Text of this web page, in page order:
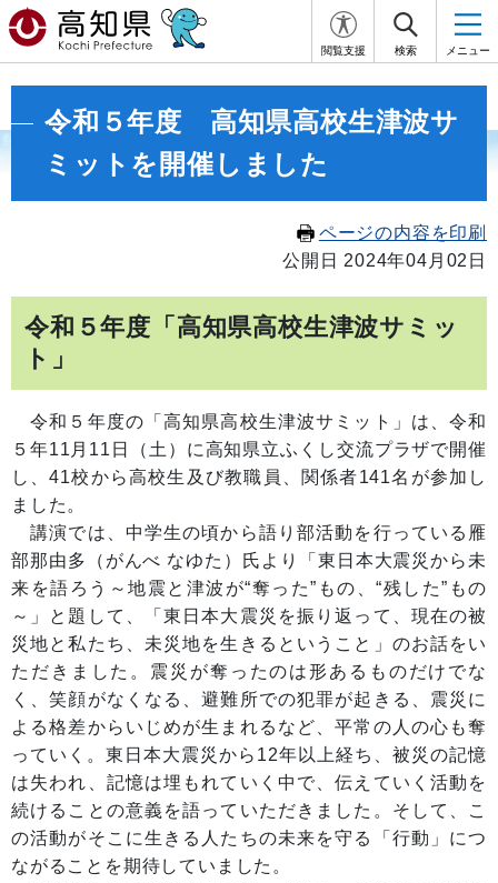
閲覧支援 検索 メニュー
令和５年度 高知県高校生津波サ
ミットを開催しました
ページの内容を印刷
公開日 2024年04月02日
令和５年度「高知県高校生津波サミッ
ト」
令和５年度の「高知県高校生津波サミット」は、令和
５年11月11日（土）に高知県立ふくし交流プラザで開催
し、41校から高校生及び教職員、関係者141名が参加し
ました。
講演では、中学生の頃から語り部活動を行っている雁
部那由多（がんべ なゆた）氏より「東日本大震災から未
来を語ろう～地震と津波が“奪った”もの、“残した”もの
～」と題して、「東日本大震災を振り返って、現在の被
災地と私たち、未災地を生きるということ」のお話をい
ただきました。震災が奪ったのは形あるものだけでな
く、笑顔がなくなる、避難所での犯罪が起きる、震災に
よる格差からいじめが生まれるなど、平常の人の心も奪
っていく。東日本大震災から12年以上経ち、被災の記憶
は失われ、記憶は埋もれていく中で、伝えていく活動を
続けることの意義を語っていただきました。そして、こ
の活動がそこに生きる人たちの未来を守る「行動」につ
ながることを期待していました。